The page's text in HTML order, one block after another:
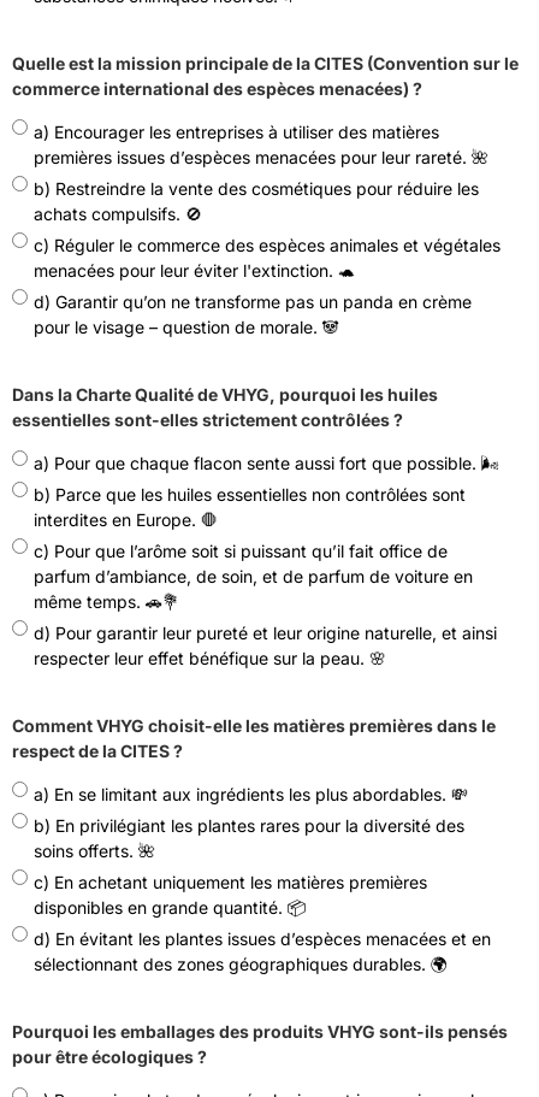
Quelle est la mission principale de la CITES (Convention sur le
commerce international des espèces menacées) ?
a) Encourager les entreprises à utiliser des matières
premières issues d’espèces menacées pour leur rareté. 🌺
b) Restreindre la vente des cosmétiques pour réduire les
achats compulsifs. 🚫
c) Réguler le commerce des espèces animales et végétales
menacées pour leur éviter l'extinction. 🐢
d) Garantir qu’on ne transforme pas un panda en crème
pour le visage – question de morale. 🐼
Dans la Charte Qualité de VHYG, pourquoi les huiles
essentielles sont-elles strictement contrôlées ?
a) Pour que chaque flacon sente aussi fort que possible. 🌬️
b) Parce que les huiles essentielles non contrôlées sont
interdites en Europe. 🛑
c) Pour que l’arôme soit si puissant qu’il fait office de
parfum d’ambiance, de soin, et de parfum de voiture en
même temps. 🚗💐
d) Pour garantir leur pureté et leur origine naturelle, et ainsi
respecter leur effet bénéfique sur la peau. 🌸
Comment VHYG choisit-elle les matières premières dans le
respect de la CITES ?
a) En se limitant aux ingrédients les plus abordables. 💸
b) En privilégiant les plantes rares pour la diversité des
soins offerts. 🌺
c) En achetant uniquement les matières premières
disponibles en grande quantité. 📦
d) En évitant les plantes issues d’espèces menacées et en
sélectionnant des zones géographiques durables. 🌍
Pourquoi les emballages des produits VHYG sont-ils pensés
pour être écologiques ?